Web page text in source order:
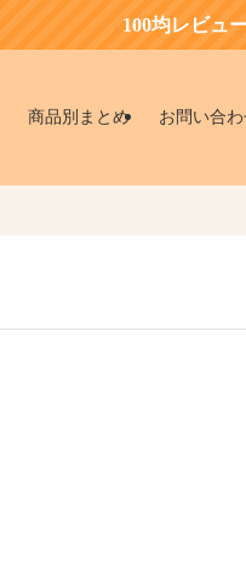
100均レビュー会
商品別まとめ お問い合